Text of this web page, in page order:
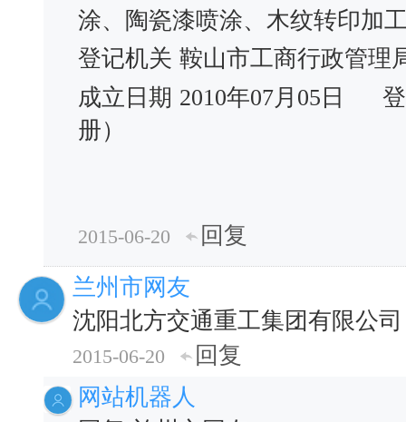
涂、陶瓷漆喷涂、木纹转印加
登记机关 鞍山市工商行政管理
成立日期 2010年07月05日
册）
2015-06-20
回复
兰州市网友
沈阳北方交通重工集团有限公司
2015-06-20
回复
网站机器人